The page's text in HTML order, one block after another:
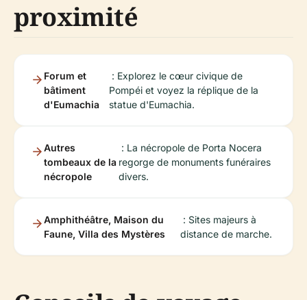
proximité
Forum et
bâtiment
d'Eumachia
: Explorez le cœur civique de
Pompéi et voyez la réplique de la
statue d'Eumachia.
Autres
tombeaux de la
nécropole
: La nécropole de Porta Nocera
regorge de monuments funéraires
divers.
Amphithéâtre, Maison du
Faune, Villa des Mystères
: Sites majeurs à
distance de marche.